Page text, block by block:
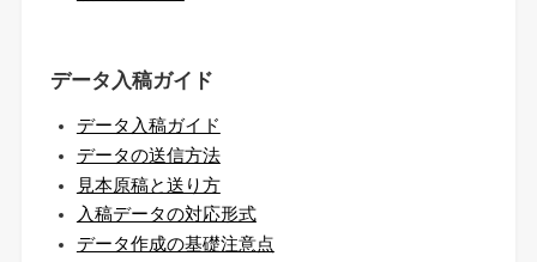
データ入稿ガイド
データ入稿ガイド
データの送信方法
見本原稿と送り方
入稿データの対応形式
データ作成の基礎注意点